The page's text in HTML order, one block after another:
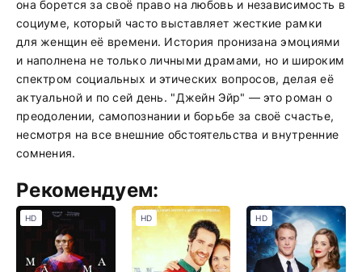
она борется за своё право на любовь и независимость в
социуме, который часто выставляет жесткие рамки
для женщин её времени. История пронизана эмоциями
и наполнена не только личными драмами, но и широким
спектром социальных и этических вопросов, делая её
актуальной и по сей день. "Джейн Эйр" — это роман о
преодолении, самопознании и борьбе за своё счастье,
несмотря на все внешние обстоятельства и внутренние
сомнения.
Рекомендуем:
HD HD HD